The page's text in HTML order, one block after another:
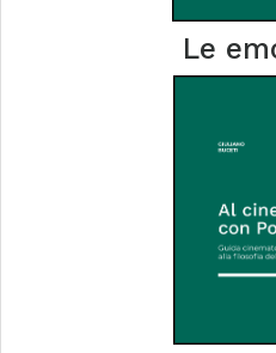
Le